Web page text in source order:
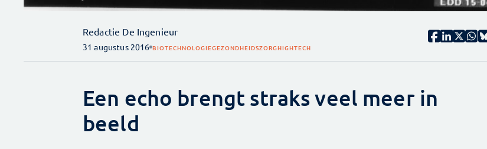
Redactie De Ingenieur
31 augustus 2016 BIOTECHNOLOGIEGEZONDHEIDSZORGHIGHTECH
Een echo brengt straks veel meer in
beeld